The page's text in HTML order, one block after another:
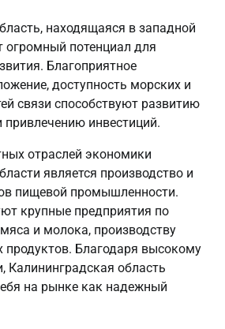
находящаяся в западной
огромный потенциал для
Благоприятное
доступность морских и
связи способствуют развитию
привлечению инвестиций.
отраслей экономики
является производство и
пищевой промышленности.
крупные предприятия по
и молока, производству
Благодаря высокому
Калининградская область
на рынке как надежный